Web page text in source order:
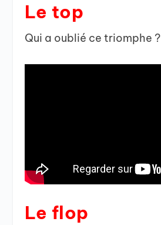
Le top
Qui a oublié ce triomphe ?
Le flop